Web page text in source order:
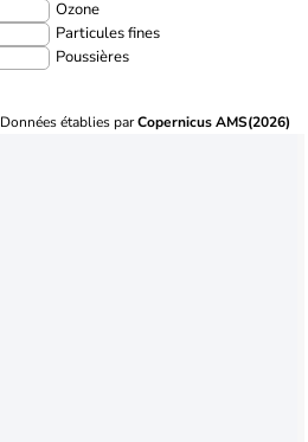
Ozone
Particules fines
Poussières
Données établies parCopernicus AMS(2026)